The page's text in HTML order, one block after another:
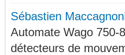
Sébastien
Automate Wago 750-
détecteurs de